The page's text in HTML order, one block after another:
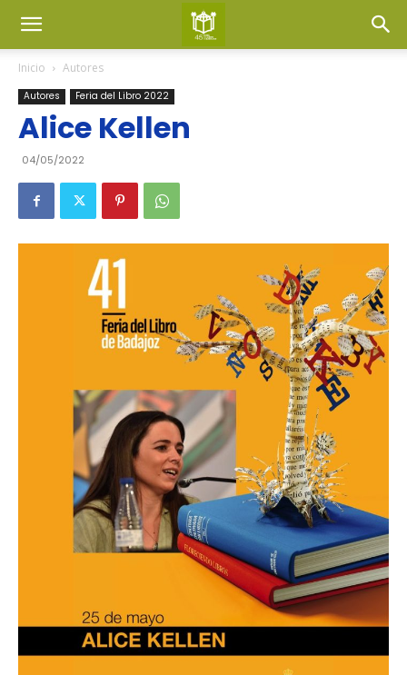
Inicio Autores
Autores Feria del Libro 2022
Alice Kellen
04/05/2022